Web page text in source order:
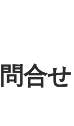
合せ